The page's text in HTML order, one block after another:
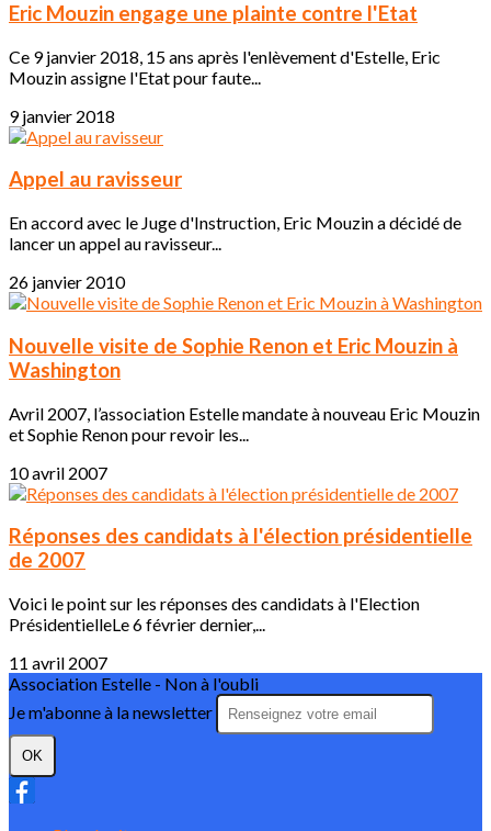
Eric Mouzin engage une plainte contre l'Etat
Ce 9 janvier 2018, 15 ans après l'enlèvement d'Estelle, Eric
Mouzin assigne l'Etat pour faute...
9 janvier 2018
Appel au ravisseur
En accord avec le Juge d'Instruction, Eric Mouzin a décidé de
lancer un appel au ravisseur...
26 janvier 2010
Nouvelle visite de Sophie Renon et Eric Mouzin à
Washington
Avril 2007, l’association Estelle mandate à nouveau Eric Mouzin
et Sophie Renon pour revoir les...
10 avril 2007
Réponses des candidats à l'élection présidentielle
de 2007
Voici le point sur les réponses des candidats à l'Election
PrésidentielleLe 6 février dernier,...
11 avril 2007
Association Estelle - Non à l'oubli
Je m'abonne à la newsletter
OK